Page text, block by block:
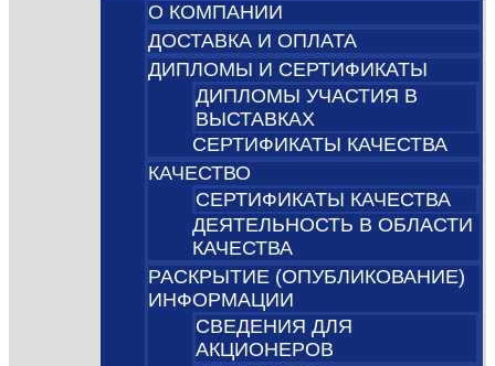
О КОМПАНИИ
ДОСТАВКА И ОПЛАТА
ДИПЛОМЫ И СЕРТИФИКАТЫ
ДИПЛОМЫ УЧАСТИЯ В
ВЫСТАВКАХ
СЕРТИФИКАТЫ КАЧЕСТВА
КАЧЕСТВО
СЕРТИФИКАТЫ КАЧЕСТВА
ДЕЯТЕЛЬНОСТЬ В ОБЛАСТИ
КАЧЕСТВА
РАСКРЫТИЕ (ОПУБЛИКОВАНИЕ)
ИНФОРМАЦИИ
СВЕДЕНИЯ ДЛЯ
АКЦИОНЕРОВ